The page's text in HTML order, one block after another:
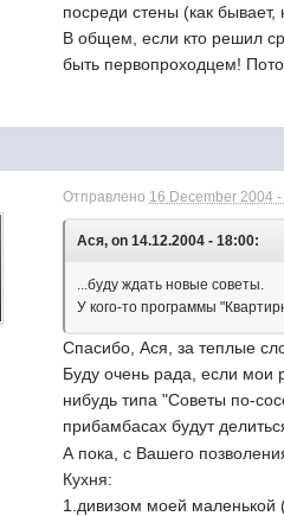
посреди стены (как
В общем, если кто решил
быть первопроходцем!
Отправлено 16 December 2004 -
Ася, on 14.12.2004 - 18:00:
...буду ждать новые советы.
У кого-то программы
Спасибо, Ася, за теплые
Буду очень рада, если мои
нибудь типа "Советы по-
прибамбасах будут
А пока, с Вашего
Кухня:
1.дивизом моей маленькой